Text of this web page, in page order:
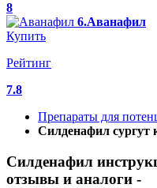
8
6.Аванафил
Купить
Рейтинг
7.8
Препараты для
Силденафил сургут
Силденафил
отзывы и аналоги -